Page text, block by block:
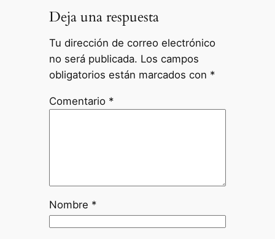
Deja una respuesta
Tu dirección de correo electrónico
no será publicada. Los campos
obligatorios están marcados con *
Comentario *
Nombre *